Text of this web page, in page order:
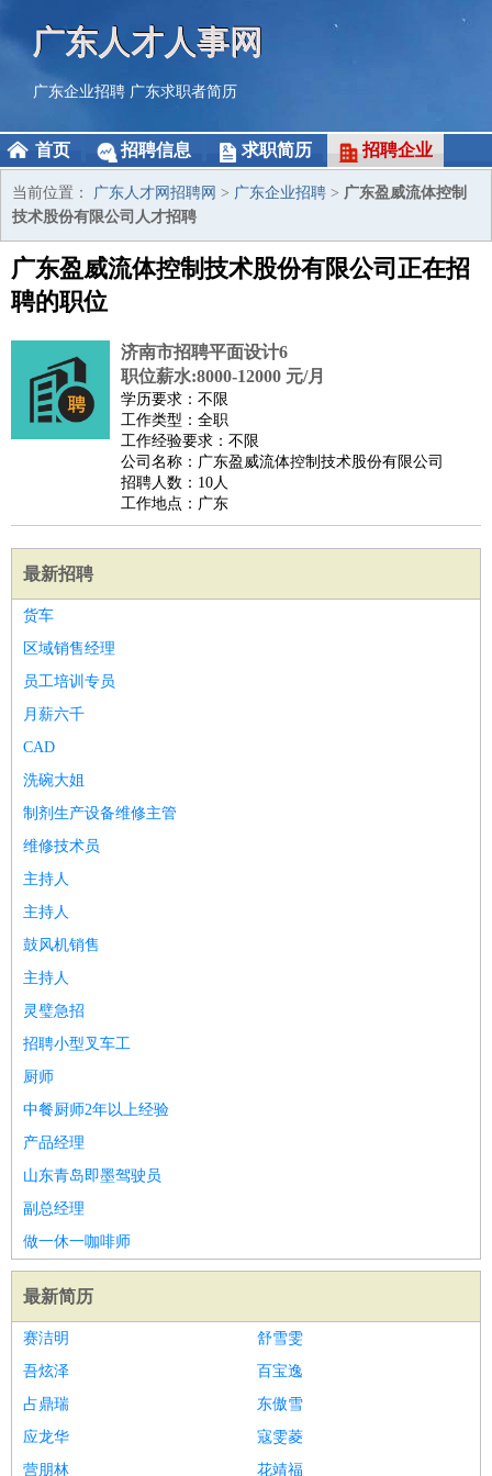
广东人才人事网
广东企业招聘 广东求职者简历
首页 招聘信息 求职简历 招聘企业
当前位置： 广东人才网招聘网 > 广东企业招聘 > 广东盈威流体控制
技术股份有限公司人才招聘
广东盈威流体控制技术股份有限公司正在招
聘的职位
济南市招聘平面设计6
职位薪水:8000-12000 元/月
学历要求：不限
工作类型：全职
工作经验要求：不限
公司名称：广东盈威流体控制技术股份有限公司
招聘人数：10人
工作地点：广东
最新招聘
货车
区域销售经理
员工培训专员
月薪六千
CAD
洗碗大姐
制剂生产设备维修主管
维修技术员
主持人
主持人
鼓风机销售
主持人
灵璧急招
招聘小型叉车工
厨师
中餐厨师2年以上经验
产品经理
山东青岛即墨驾驶员
副总经理
做一休一咖啡师
最新简历
赛洁明
舒雪雯
吾炫泽
百宝逸
占鼎瑞
东傲雪
应龙华
寇雯菱
营朋林
花靖福